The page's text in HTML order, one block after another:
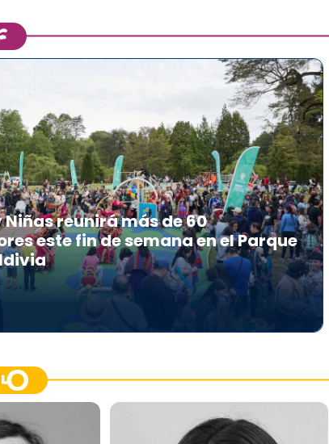
Niñas reunirá más de 60
este fin de semana en el Parque